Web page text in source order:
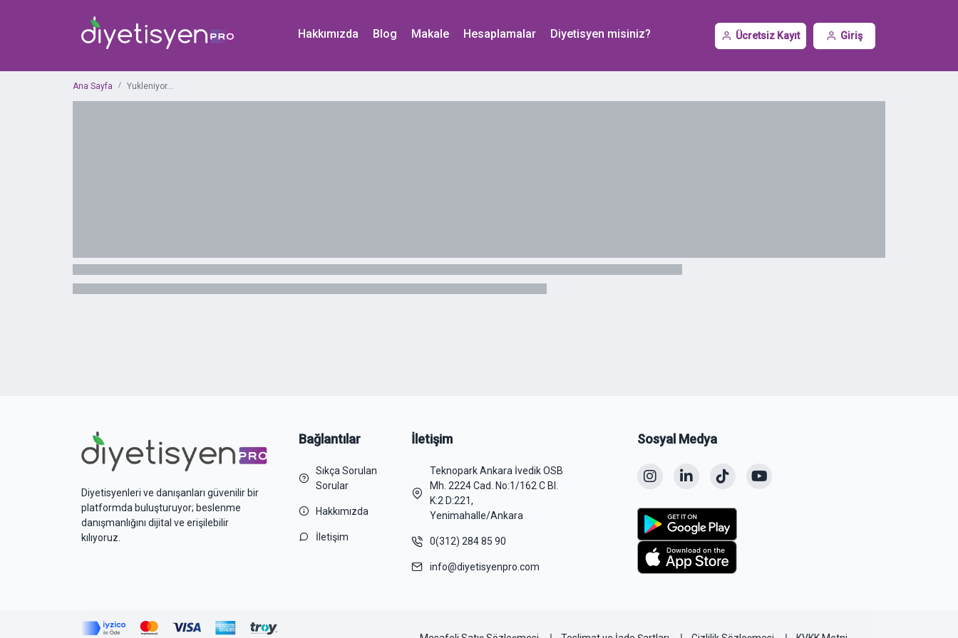
Hakkımızda Blog Makale Hesaplamalar Diyetisyen misiniz? Ücretsiz Kayıt Giriş
Ana Sayfa Yukleniyor...
Diyetisyenleri ve danışanları güvenilir bir
platformda buluşturuyor; beslenme
danışmanlığını dijital ve erişilebilir
kılıyoruz.
Bağlantılar
Sıkça Sorulan
Sorular
Hakkımızda
İletişim
İletişim
Teknopark Ankara İvedik OSB
Mh. 2224 Cad. No:1/162 C Bl.
K:2 D:221,
Yenimahalle/Ankara
0(312) 284 85 90
info@diyetisyenpro.com
Sosyal Medya